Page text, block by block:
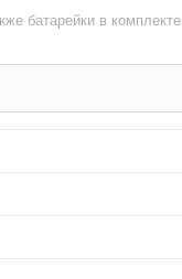
батарейки в комплекте